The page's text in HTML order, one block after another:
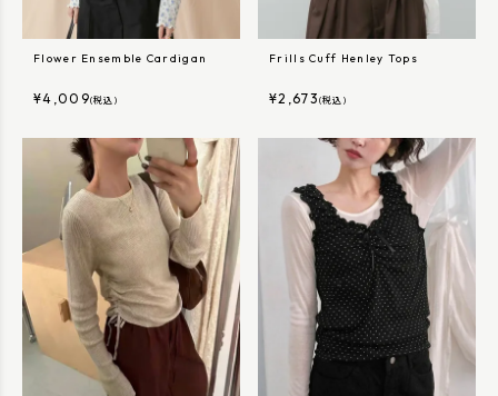
Flower Ensemble Cardigan
¥4,009(税込)
Frills Cuff Henley Tops
¥2,673 (税込)